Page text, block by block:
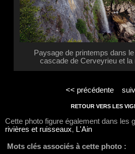
Paysage de printemps dans
cascade de Cerveyrieu et la
<< précédente
RETOUR VERS LES
Cette photo figure également dans les
rivières et ruisseaux, L'Ain
Mots clés associés à cette photo :